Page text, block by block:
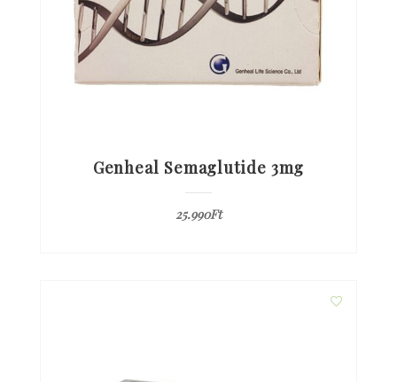
Genheal Semaglutide 3mg
25.990Ft